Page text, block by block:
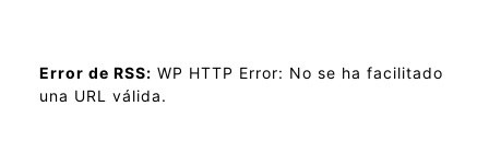
Error de RSS: WP HTTP Error: No se ha facilitado
una URL válida.